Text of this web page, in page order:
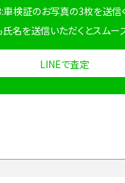
車検証のお写真の3枚を送信
名を送信いただくとスムー
LINEで査定